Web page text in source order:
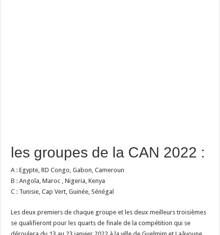
les groupes de la CAN 2022 :
A : Egypte, RD Congo, Gabon, Cameroun
B : Angola, Maroc , Nigeria, Kenya
C : Tunisie, Cap Vert, Guinée, Sénégal
Les deux premiers de chaque groupe et les deux meilleurs troisièmes
se qualifieront pour les quarts de finale de la compétition qui se